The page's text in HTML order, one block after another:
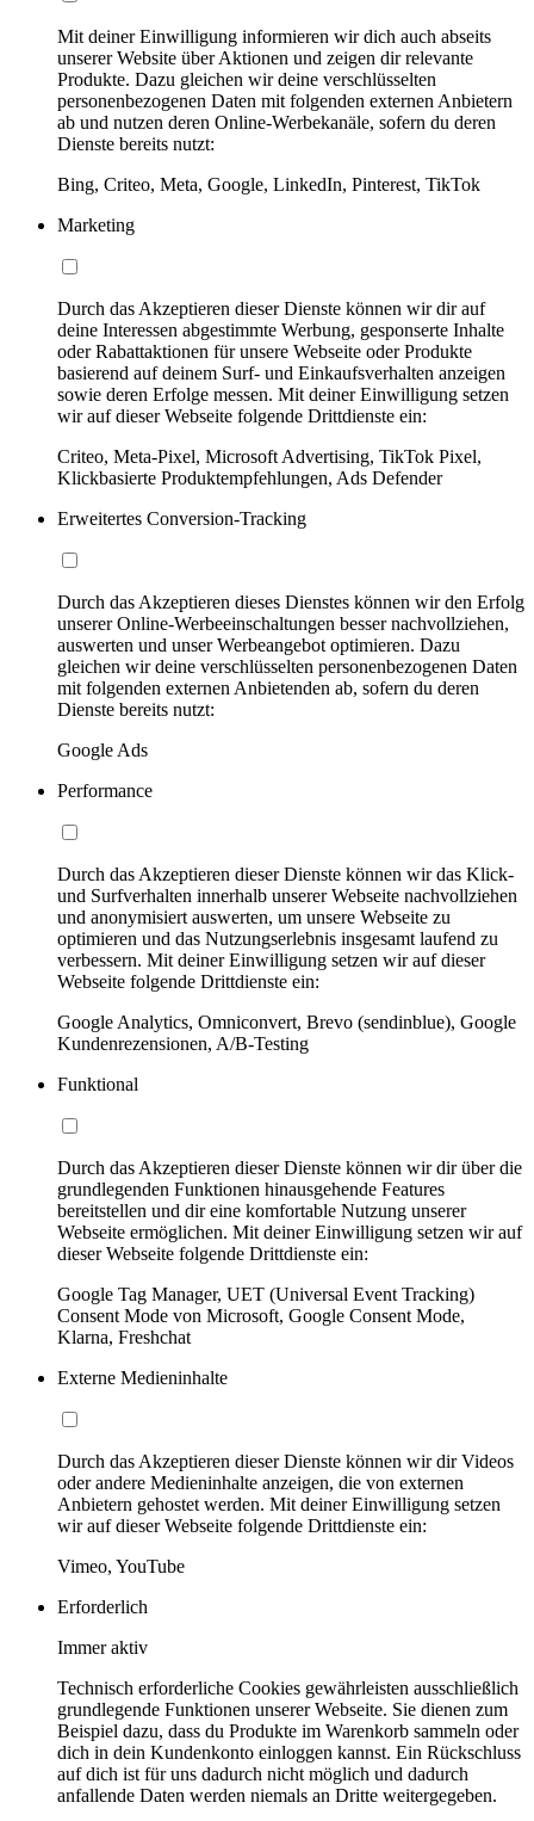
Mit deiner Einwilligung informieren wir dich auch abseits
unserer Website über Aktionen und zeigen dir relevante
Produkte. Dazu gleichen wir deine verschlüsselten
personenbezogenen Daten mit folgenden externen Anbietern
ab und nutzen deren Online-Werbekanäle, sofern du deren
Dienste bereits nutzt:
Bing, Criteo, Meta, Google, LinkedIn, Pinterest, TikTok
Marketing
Durch das Akzeptieren dieser Dienste können wir dir auf
deine Interessen abgestimmte Werbung, gesponserte Inhalte
oder Rabattaktionen für unsere Webseite oder Produkte
basierend auf deinem Surf- und Einkaufsverhalten anzeigen
sowie deren Erfolge messen. Mit deiner Einwilligung setzen
wir auf dieser Webseite folgende Drittdienste ein:
Criteo, Meta-Pixel, Microsoft Advertising, TikTok Pixel,
Klickbasierte Produktempfehlungen, Ads Defender
Erweitertes Conversion-Tracking
Durch das Akzeptieren dieses Dienstes können wir den Erfolg
unserer Online-Werbeeinschaltungen besser nachvollziehen,
auswerten und unser Werbeangebot optimieren. Dazu
gleichen wir deine verschlüsselten personenbezogenen Daten
mit folgenden externen Anbietenden ab, sofern du deren
Dienste bereits nutzt:
Google Ads
Performance
Durch das Akzeptieren dieser Dienste können wir das Klick-
und Surfverhalten innerhalb unserer Webseite nachvollziehen
und anonymisiert auswerten, um unsere Webseite zu
optimieren und das Nutzungserlebnis insgesamt laufend zu
verbessern. Mit deiner Einwilligung setzen wir auf dieser
Webseite folgende Drittdienste ein:
Google Analytics, Omniconvert, Brevo (sendinblue), Google
Kundenrezensionen, A/B-Testing
Funktional
Durch das Akzeptieren dieser Dienste können wir dir über die
grundlegenden Funktionen hinausgehende Features
bereitstellen und dir eine komfortable Nutzung unserer
Webseite ermöglichen. Mit deiner Einwilligung setzen wir auf
dieser Webseite folgende Drittdienste ein:
Google Tag Manager, UET (Universal Event Tracking)
Consent Mode von Microsoft, Google Consent Mode,
Klarna, Freshchat
Externe Medieninhalte
Durch das Akzeptieren dieser Dienste können wir dir Videos
oder andere Medieninhalte anzeigen, die von externen
Anbietern gehostet werden. Mit deiner Einwilligung setzen
wir auf dieser Webseite folgende Drittdienste ein:
Vimeo, YouTube
Erforderlich
Immer aktiv
Technisch erforderliche Cookies gewährleisten ausschließlich
grundlegende Funktionen unserer Webseite. Sie dienen zum
Beispiel dazu, dass du Produkte im Warenkorb sammeln oder
dich in dein Kundenkonto einloggen kannst. Ein Rückschluss
auf dich ist für uns dadurch nicht möglich und dadurch
anfallende Daten werden niemals an Dritte weitergegeben.